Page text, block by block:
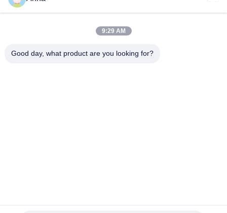
9:29 AM
Good day, what product are you looking for?